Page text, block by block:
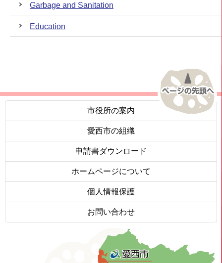
Garbage and Sanitation
Education
市役所の案内
愛西市の組織
申請書ダウンロード
ホームページについて
個人情報保護
お問い合わせ